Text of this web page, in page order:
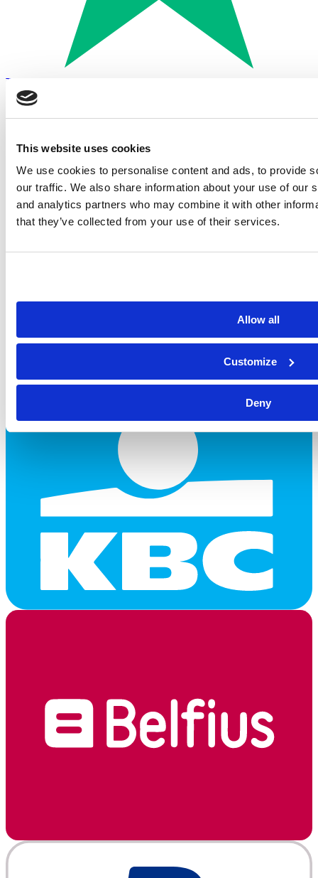
This website uses cookies
We use cookies to personalise content and ads, to provide
our traffic. We also share information about your use of our
and analytics partners who may combine it with other
that they’ve collected from your use of their services.
Allow all
Customize
Deny
Trustpilot
Betalen met: